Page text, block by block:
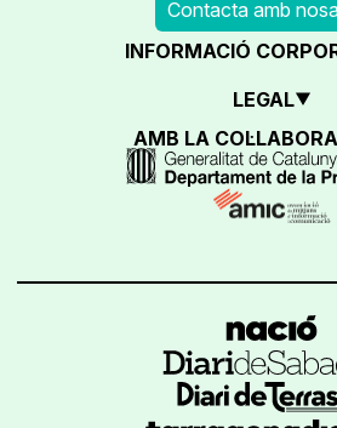
Contacta amb
INFORMACIÓ
LEGAL
AMB LA